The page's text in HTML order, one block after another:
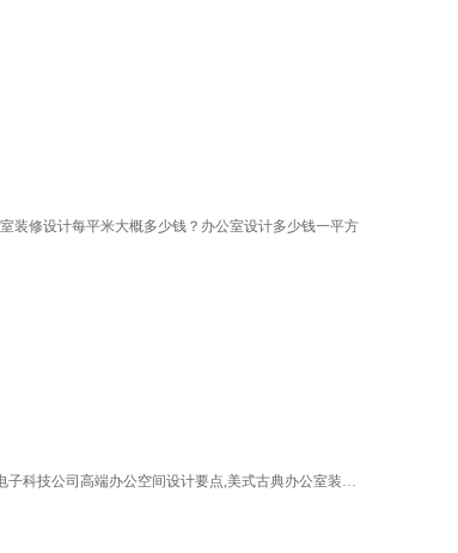
装修设计每平米大概多少钱？办公室设计多少钱一平方